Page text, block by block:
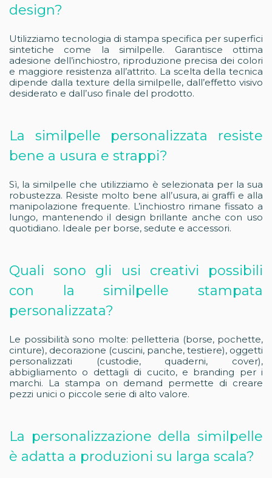
design?
Utilizziamo tecnologia di stampa specifica per superfici
sintetiche come la similpelle. Garantisce ottima
adesione dell’inchiostro, riproduzione precisa dei colori
e maggiore resistenza all’attrito. La scelta della tecnica
dipende dalla texture della similpelle, dall’effetto visivo
desiderato e dall’uso finale del prodotto.
La similpelle personalizzata resiste
bene a usura e strappi?
Sì, la similpelle che utilizziamo è selezionata per la sua
robustezza. Resiste molto bene all’usura, ai graffi e alla
manipolazione frequente. L’inchiostro rimane fissato a
lungo, mantenendo il design brillante anche con uso
quotidiano. Ideale per borse, sedute e accessori.
Quali sono gli usi creativi possibili
con la similpelle stampata
personalizzata?
Le possibilità sono molte: pelletteria (borse, pochette,
cinture), decorazione (cuscini, panche, testiere), oggetti
personalizzati (custodie, quaderni, cover),
abbigliamento o dettagli di cucito, e branding per i
marchi. La stampa on demand permette di creare
pezzi unici o piccole serie di alto valore.
La personalizzazione della similpelle
è adatta a produzioni su larga scala?